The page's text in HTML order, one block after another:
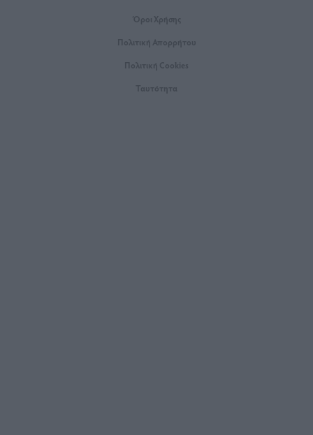
Όροι Xρήσης
Πολιτική Απορρήτου
Πολιτική Cookies
Ταυτότητα